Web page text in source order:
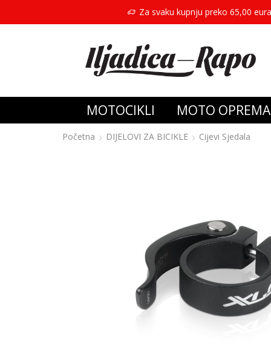
Za svaku kupnju preko 65,00
MOTOCIKLI MOTO OPREMA
Početna DIJELOVI ZA BICIKLE Cijevi Sjedala